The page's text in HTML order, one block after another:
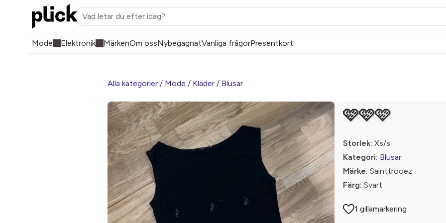
Mode Elektronik MärkenOm ossNybegagnatVanliga frågorPresentkort
Alla kategorier / Mode / Kläder / Blusar
🩷🩷🩷
Storlek: Xs/s
Kategori: Blusar
Märke: Sainttrooez
Färg: Svart
1 gillamarkering